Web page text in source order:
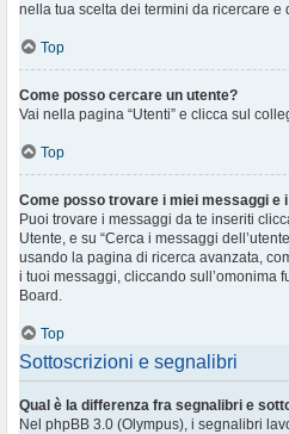
nella tua scelta dei termini da ricercare e
Top
Come posso cercare un utente?
Vai nella pagina “Utenti” e clicca sul
Top
Come posso trovare i miei messaggi e
Puoi trovare i messaggi da te inseriti
Utente, e su “Cerca i messaggi
usando la pagina di ricerca avanzata,
i tuoi messaggi, cliccando sull’omonima
Board.
Top
Sottoscrizioni e segnalibri
Qual è la differenza fra segnalibri e
Nel phpBB 3.0 (Olympus), i segnalibri